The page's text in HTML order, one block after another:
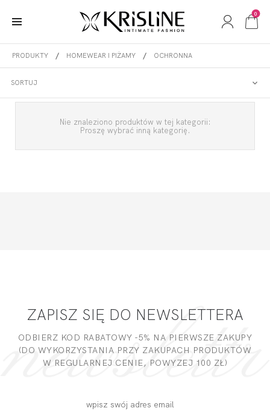
0
PRODUKTY HOMEWEAR I PIŻAMY OCHRONNA
SORTUJ
OCHRONNA
Nie znaleziono produktów w tej kategorii:
Proszę wybrać inną kategorię.
ZAPISZ SIĘ DO NEWSLETTERA
ODBIERZ KOD RABATOWY -5% NA PIERWSZE ZAKUPY
(DO WYKORZYSTANIA PRZY ZAKUPACH PRODUKTÓW
W REGULARNEJ CENIE, POWYZEJ 100 ZŁ)